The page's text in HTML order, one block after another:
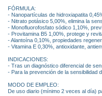
FÓRMULA:
- Nanopartículas de hidroxiapatita
- Nitrato potásico 5,00%, elimina la
- Monofluorofosfato sódico 1,10%,
- Provitamina B5 1,00%, protege y
- Alantoína 0,10%, propiedades
- Vitamina E 0,30%, antioxidante,
INDICACIONES:
- Tras un diagnóstico diferencial de
- Para la prevención de la sensibilidad
MODO DE EMPLEO:
De uso diario (mínimo 2 veces al día)